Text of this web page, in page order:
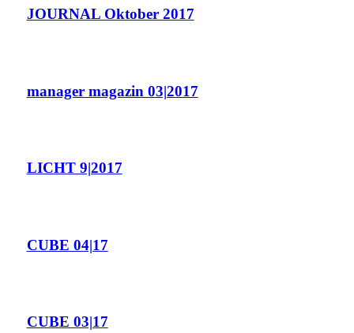
JOURNAL Oktober 2017
manager magazin 03|2017
LICHT 9|2017
CUBE 04|17
CUBE 03|17